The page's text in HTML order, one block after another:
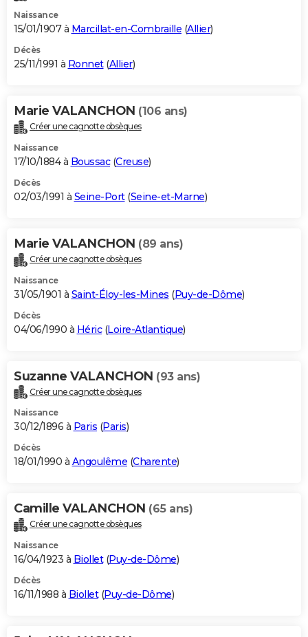
Naissance
15/01/1907 à Marcillat-en-Combraille (Allier)
Décès
25/11/1991 à Ronnet(Allier)
Marie VALANCHON (106 ans)
Créer une cagnotte obsèques
Naissance
17/10/1884 à Boussac(Creuse)
Décès
02/03/1991 à Seine-Port(Seine-et-Marne)
Marie VALANCHON (89 ans)
Créer une cagnotte obsèques
Naissance
31/05/1901 à Saint-Éloy-les-Mines (Puy-de-Dôme)
Décès
04/06/1990 à Héric(Loire-Atlantique)
Suzanne VALANCHON (93 ans)
Créer une cagnotte obsèques
Naissance
30/12/1896 à Paris (Paris)
Décès
18/01/1990 à Angoulême (Charente)
Camille VALANCHON (65 ans)
Créer une cagnotte obsèques
Naissance
16/04/1923 à Biollet(Puy-de-Dôme)
Décès
16/11/1988 à Biollet(Puy-de-Dôme)